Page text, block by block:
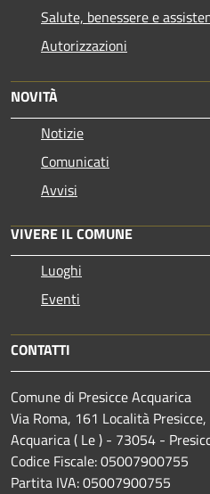
Salute, benessere e
Autorizzazioni
NOVITÀ
Notizie
Comunicati
Avvisi
VIVERE IL COMUNE
Luoghi
Eventi
CONTATTI
Comune di Presicce Acquarica
Via Roma, 161 Località
Acquarica ( Le ) - 73054 -
Codice Fiscale: 05007900755
Partita IVA: 05007900755